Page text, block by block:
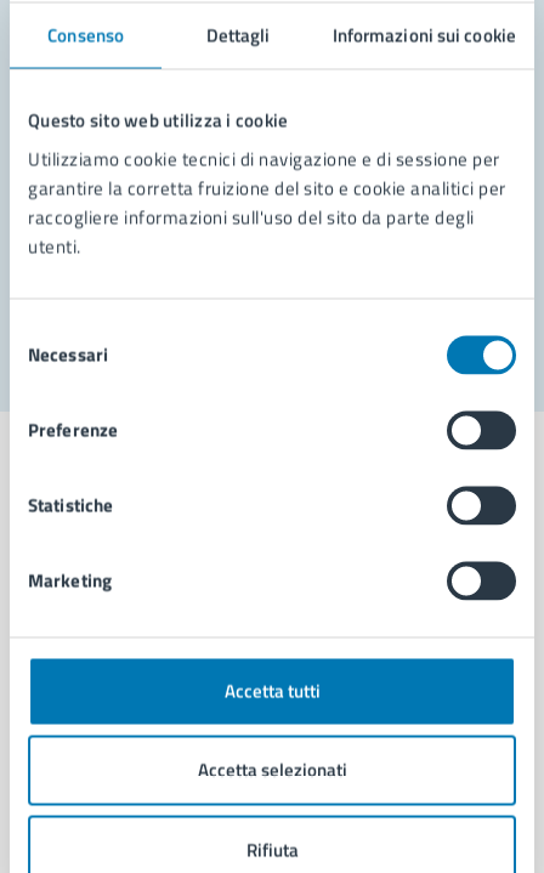
Consenso Dettagli Informazioni sui cookie
Questo sito web utilizza i cookie
Utilizziamo cookie tecnici di navigazione e di sessione per
garantire la corretta fruizione del sito e cookie analitici per
raccogliere informazioni sull'uso del sito da parte degli
utenti.
delNecessari
Preferenze
Statistiche
Marketing
Accetta tutti
Accetta selezionati
Rifiuta
Contatta il comune
Richiedi assistenza
Prenota appuntamento
Problemi in città
Aree amministrative
Uffici
Politici